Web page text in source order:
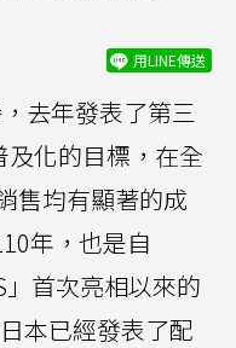
用LINE傳送
去年發表了第三
及化的目標，在全
售均有顯著的成
年，也是自
」首次亮相以來的
本已經發表了配